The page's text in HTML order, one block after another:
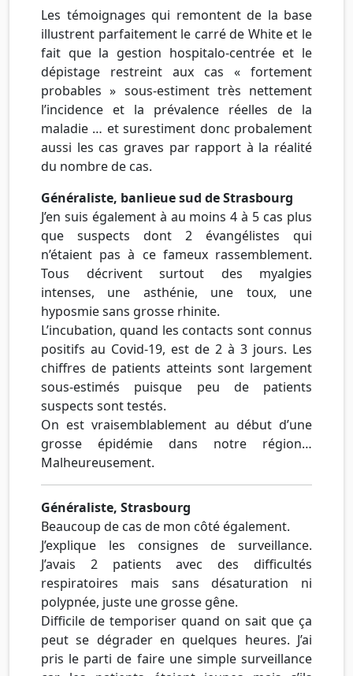
Les témoignages qui remontent de la base
illustrent parfaitement le carré de White et le
fait que la gestion hospitalo-centrée et le
dépistage restreint aux cas « fortement
probables » sous-estiment très nettement
l’incidence et la prévalence réelles de la
maladie … et surestiment donc probalement
aussi les cas graves par rapport à la réalité
du nombre de cas.
Généraliste, banlieue sud de Strasbourg
J’en suis également à au moins 4 à 5 cas plus
que suspects dont 2 évangélistes qui
n’étaient pas à ce fameux rassemblement.
Tous décrivent surtout des myalgies
intenses, une asthénie, une toux, une
hyposmie sans grosse rhinite.
L’incubation, quand les contacts sont connus
positifs au Covid-19, est de 2 à 3 jours. Les
chiffres de patients atteints sont largement
sous-estimés puisque peu de patients
suspects sont testés.
On est vraisemblablement au début d’une
grosse épidémie dans notre région…
Malheureusement.
Généraliste, Strasbourg
Beaucoup de cas de mon côté également.
J’explique les consignes de surveillance.
J’avais 2 patients avec des difficultés
respiratoires mais sans désaturation ni
polypnée, juste une grosse gêne.
Difficile de temporiser quand on sait que ça
peut se dégrader en quelques heures. J’ai
pris le parti de faire une simple surveillance